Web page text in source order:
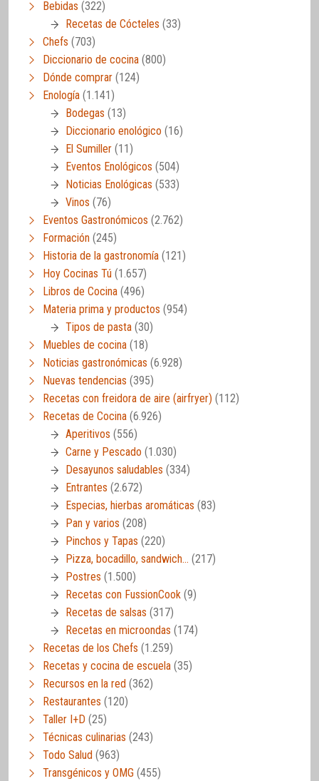
Bebidas (322)
Recetas de Cócteles (33)
Chefs (703)
Diccionario de cocina (800)
Dónde comprar (124)
Enología (1.141)
Bodegas (13)
Diccionario enológico (16)
El Sumiller (11)
Eventos Enológicos (504)
Noticias Enológicas (533)
Vinos (76)
Eventos Gastronómicos (2.762)
Formación (245)
Historia de la gastronomía (121)
Hoy Cocinas Tú (1.657)
Libros de Cocina (496)
Materia prima y productos (954)
Tipos de pasta (30)
Muebles de cocina (18)
Noticias gastronómicas (6.928)
Nuevas tendencias (395)
Recetas con freidora de aire (airfryer) (112)
Recetas de Cocina (6.926)
Aperitivos (556)
Carne y Pescado (1.030)
Desayunos saludables (334)
Entrantes (2.672)
Especias, hierbas aromáticas (83)
Pan y varios (208)
Pinchos y Tapas (220)
Pizza, bocadillo, sandwich… (217)
Postres (1.500)
Recetas con FussionCook (9)
Recetas de salsas (317)
Recetas en microondas (174)
Recetas de los Chefs (1.259)
Recetas y cocina de escuela (35)
Recursos en la red (362)
Restaurantes (120)
Taller I+D (25)
Técnicas culinarias (243)
Todo Salud (963)
Transgénicos y OMG (455)